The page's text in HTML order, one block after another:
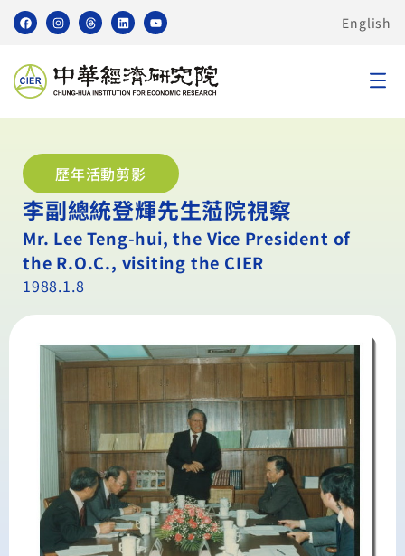
English
歷年活動剪影
李副總統登輝先生蒞院視察
Mr. Lee Teng-hui, the Vice President of
the R.O.C., visiting the CIER
1988.1.8